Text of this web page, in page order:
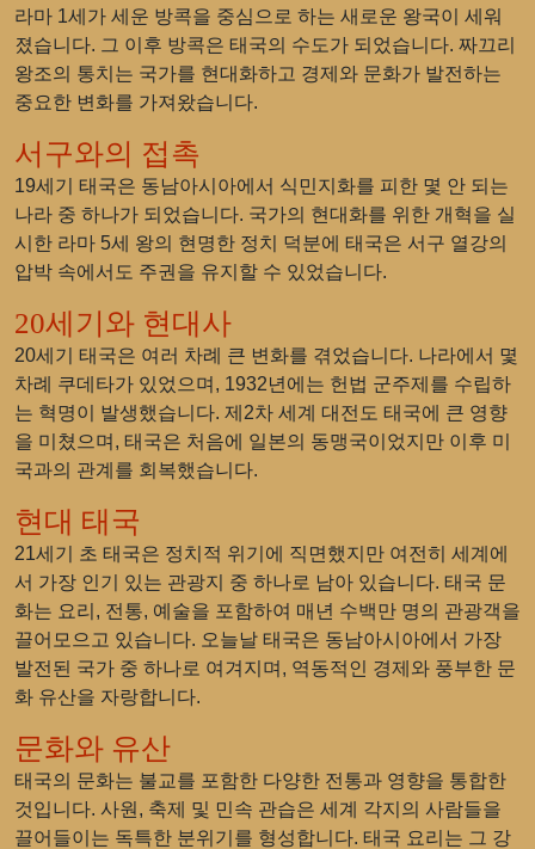
라마 1세가 세운 방콕을 중심으로 하는 새로운 왕국이 세워
졌습니다. 그 이후 방콕은 태국의 수도가 되었습니다. 짜끄리
왕조의 통치는 국가를 현대화하고 경제와 문화가 발전하는
중요한 변화를 가져왔습니다.
서구와의 접촉
19세기 태국은 동남아시아에서 식민지화를 피한 몇 안 되는
나라 중 하나가 되었습니다. 국가의 현대화를 위한 개혁을 실
시한 라마 5세 왕의 현명한 정치 덕분에 태국은 서구 열강의
압박 속에서도 주권을 유지할 수 있었습니다.
20세기와 현대사
20세기 태국은 여러 차례 큰 변화를 겪었습니다. 나라에서 몇
차례 쿠데타가 있었으며, 1932년에는 헌법 군주제를 수립하
는 혁명이 발생했습니다. 제2차 세계 대전도 태국에 큰 영향
을 미쳤으며, 태국은 처음에 일본의 동맹국이었지만 이후 미
국과의 관계를 회복했습니다.
현대 태국
21세기 초 태국은 정치적 위기에 직면했지만 여전히 세계에
서 가장 인기 있는 관광지 중 하나로 남아 있습니다. 태국 문
화는 요리, 전통, 예술을 포함하여 매년 수백만 명의 관광객을
끌어모으고 있습니다. 오늘날 태국은 동남아시아에서 가장
발전된 국가 중 하나로 여겨지며, 역동적인 경제와 풍부한 문
화 유산을 자랑합니다.
문화와 유산
태국의 문화는 불교를 포함한 다양한 전통과 영향을 통합한
것입니다. 사원, 축제 및 민속 관습은 세계 각지의 사람들을
끌어들이는 독특한 분위기를 형성합니다. 태국 요리는 그 강